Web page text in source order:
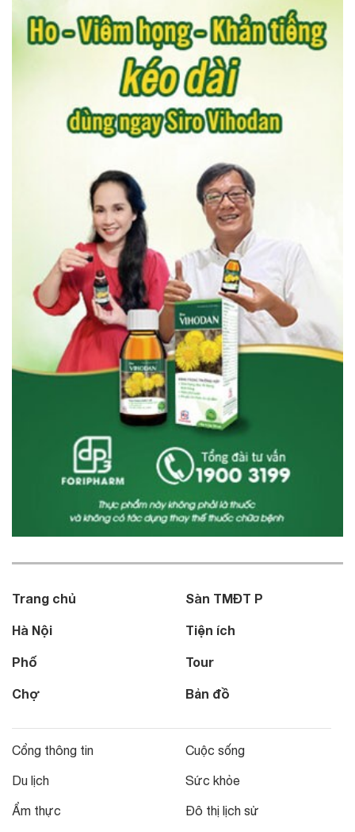
Trang chủ
Hà Nội
Phố
Chợ
Sàn TMĐT P
Tiện ích
Tour
Bản đồ
Cổng thông tin
Du lịch
Ẩm thực
Cuộc sống
Sức khỏe
Đô thị lịch sử